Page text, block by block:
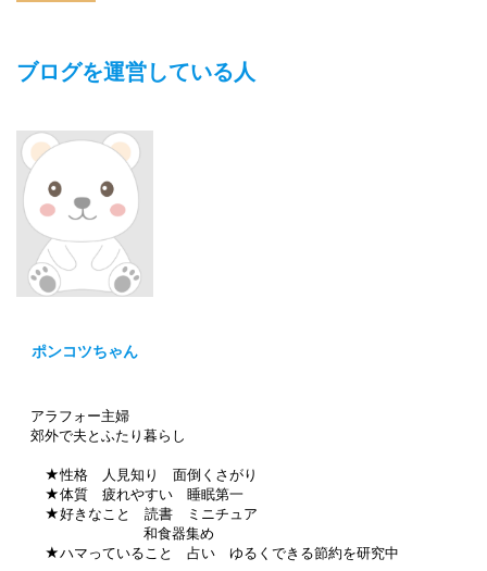
ブログを運営している人
ポンコツちゃん
アラフォー主婦
郊外で夫とふたり暮らし
★性格 人見知り 面倒くさがり
★体質 疲れやすい 睡眠第一
★好きなこと 読書 ミニチュア
和食器集め
★ハマっていること 占い ゆるくできる節約を研究中